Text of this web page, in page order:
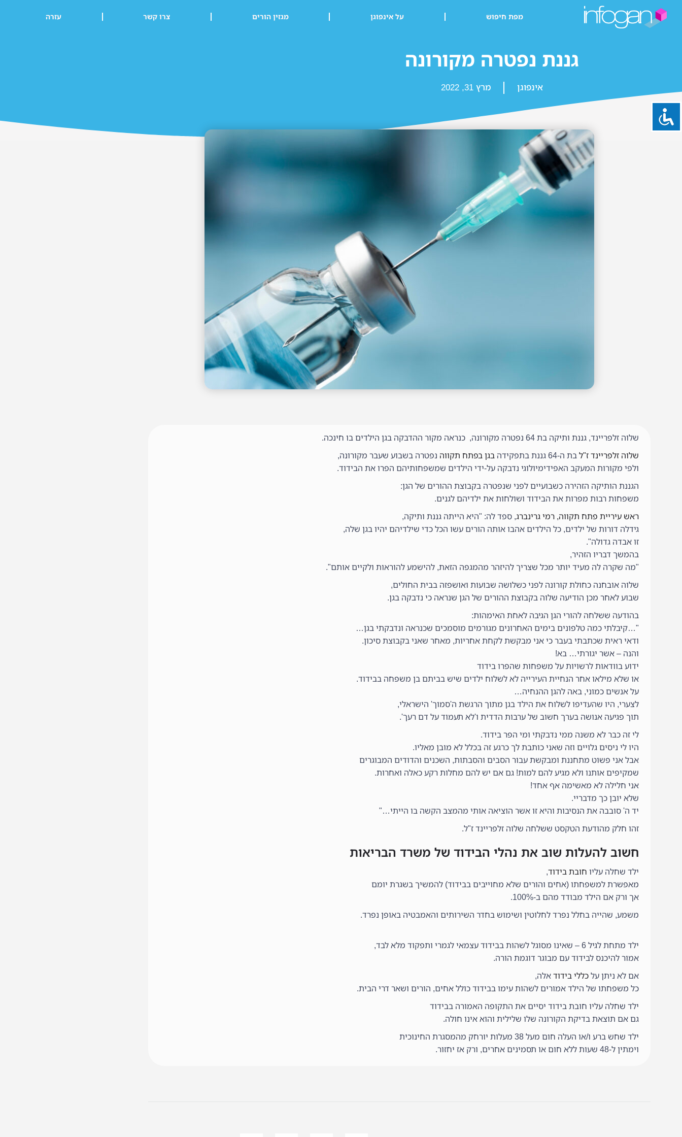
מפת חיפוש על אינפוגן מגזין הורים צרו קשר עזרה
גננת נפטרה מקורונה
אינפוגן מרץ 31, 2022
שלוה זלפריינד, גננת ותיקה בת 64 נפטרה מקורונה, כנראה מקור ההדבקה בגן הילדים בו חינכה.
שלוה זלפריינד ז"ל בת ה-64 גננת בתפקידה בגן בפתח תקווה נפטרה בשבוע שעבר מקורונה,
ולפי מקורות המעקב האפידימיולוגי נדבקה על-ידי הילדים שמשפחותיהם הפרו את הבידוד.
הגננת הותיקה הזהירה כשבועיים לפני שנפטרה בקבוצת ההורים של הגן:
משפחות רבות מפרות את הבידוד ושולחות את ילדיהם לגנים.
ראש עיריית פתח תקווה, רמי גרינברג, ספד לה: "היא הייתה גננת ותיקה,
גידלה דורות של ילדים, כל הילדים אהבו אותה הורים עשו הכל כדי שילדיהם יהיו בגן שלה,
זו אבדה גדולה".
בהמשך דבריו הזהיר,
"מה שקרה לה מעיד יותר מכל שצריך להיזהר מהמגפה הזאת, להישמע להוראות ולקיים אותם".
שלוה אובחנה כחולת קורונה לפני כשלושה שבועות ואושפזה בבית החולים,
שבוע לאחר מכן הודיעה שלוה בקבוצת ההורים של הגן שנראה כי נדבקה בגן.
בהודעה ששלחה להורי הגן הגיבה לאחת האימהות:
"…קיבלתי כמה טלפונים בימים האחרונים מגורמים מוסמכים שכנראה ונדבקתי בגן…
ודאי ראית שכתבתי בעבר כי אני מבקשת לקחת אחריות, מאחר שאני בקבוצת סיכון.
והנה – אשר יגורתי… בא!
ידוע בוודאות לרשויות על משפחות שהפרו בידוד
או שלא מילאו אחר הנחיית העירייה לא לשלוח ילדים שיש בביתם בן משפחה בבידוד.
על אנשים כמוני, באה להגן ההנחיה…
לצערי, היו שהעדיפו לשלוח את הילד בגן מתוך הרגשת ה'סמוך' הישראלי,
תוך פגיעה אנושה בערך חשוב של ערבות הדדית ו'לא תעמוד על דם רעך'.
לי זה כבר לא משנה ממי נדבקתי ומי הפר בידוד.
היו לי ניסים גלויים וזה שאני כותבת לך כרגע זה בכלל לא מובן מאליו.
אבל אני פשוט מתחננת ומבקשת עבור הסבים והסבתות, השכנים והדודים המבוגרים
שמקיפים אותנו ולא מגיע להם למות! גם אם יש להם מחלות רקע כאלה ואחרות.
אני חלילה לא מאשימה אף אחד!
שלא יובן כך מדבריי.
יד ה' סובבה את הנסיבות והיא זו אשר הוציאה אותי מהמצב הקשה בו הייתי…"
זהו חלק מהודעת הטקסט ששלחה שלוה זלפריינד ז"ל.
חשוב להעלות שוב את נהלי הבידוד של משרד הבריאות
ילד שחלה עליו חובת בידוד,
מאפשרת למשפחתו (אחים והורים שלא מחוייבים בבידוד) להמשיך בשגרת יומם
אך ורק אם הילד מבודד מהם ב-100%.
משמע, שהייה בחלל נפרד לחלוטין ושימוש בחדר השירותים והאמבטיה באופן נפרד.
ילד מתחת לגיל 6 – שאינו מסוגל לשהות בבידוד עצמאי לגמרי ותפקוד מלא לבד,
אמור להיכנס לבידוד עם מבוגר דוגמת הורה.
אם לא ניתן על כללי בידוד אלה,
כל משפחתו של הילד אמורים לשהות עימו בבידוד כולל אחים, הורים ושאר דרי הבית.
ילד שחלה עליו חובת בידוד יסיים את התקופה האמורה בבידוד
גם אם תוצאת בדיקת הקורונה שלו שלילית והוא אינו חולה.
ילד שחש ברע ו/או העלה חום מעל 38 מעלות יורחק מהמסגרת החינוכית
וימתין ל-48 שעות ללא חום או תסמינים אחרים, ורק אז יחזור.